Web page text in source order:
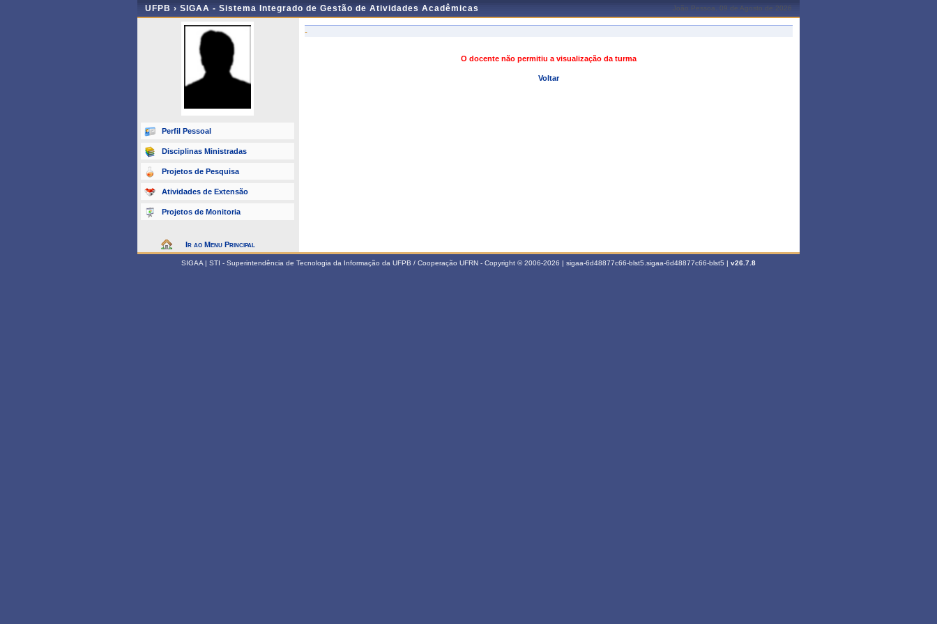
UFPB › SIGAA - Sistema Integrado de Gestão de Atividades Acadêmicas João Pessoa, 09 de Agosto de 2026
Perfil Pessoal
Disciplinas Ministradas
Projetos de Pesquisa
Atividades de Extensão
Projetos de Monitoria
Ir ao Menu Principal
-
O docente não permitiu a visualização da turma
Voltar
SIGAA | STI - Superintendência de Tecnologia da Informação da UFPB / Cooperação UFRN - Copyright © 2006-2026 | sigaa-6d48877c66-blst5.sigaa-6d48877c66-blst5 | v26.7.8